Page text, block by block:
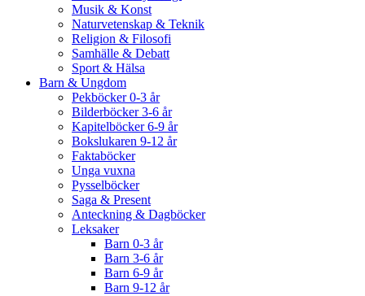
Musik & Konst
Naturvetenskap & Teknik
Religion & Filosofi
Samhälle & Debatt
Sport & Hälsa
Barn & Ungdom
Pekböcker 0-3 år
Bilderböcker 3-6 år
Kapitelböcker 6-9 år
Bokslukaren 9-12 år
Faktaböcker
Unga vuxna
Pysselböcker
Saga & Present
Anteckning & Dagböcker
Leksaker
Barn 0-3 år
Barn 3-6 år
Barn 6-9 år
Barn 9-12 år